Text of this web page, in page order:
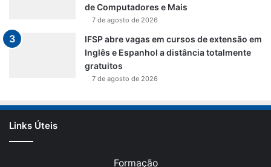
de Computadores e Mais
7 de agosto de 2026
IFSP abre vagas em cursos de extensão em
Inglês e Espanhol a distância totalmente
gratuitos
7 de agosto de 2026
Links Úteis
Formação